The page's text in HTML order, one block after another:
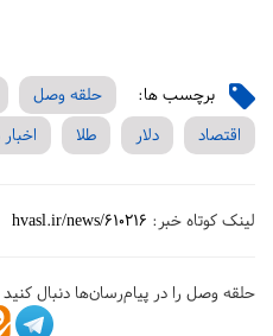
برچسب ها: حلقه وصل
اقتصاد
دلار طلا
لینک کوتاه خبر: hvasl.ir/news/610216
حلقه وصل را در پیام‌رسان‌ها دنبال کنید